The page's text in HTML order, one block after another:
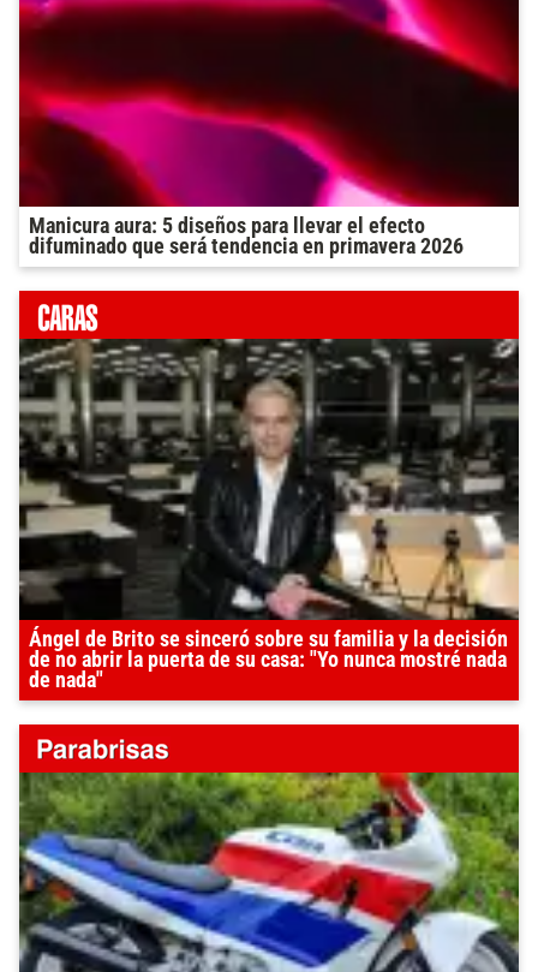
Manicura aura: 5 diseños para llevar el efecto
difuminado que será tendencia en primavera 2026
Ángel de Brito se sinceró sobre su familia y la decisión
de no abrir la puerta de su casa: "Yo nunca mostré nada
de nada"